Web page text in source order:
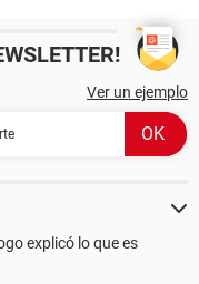
Ver un ejemplo
explicó lo que es